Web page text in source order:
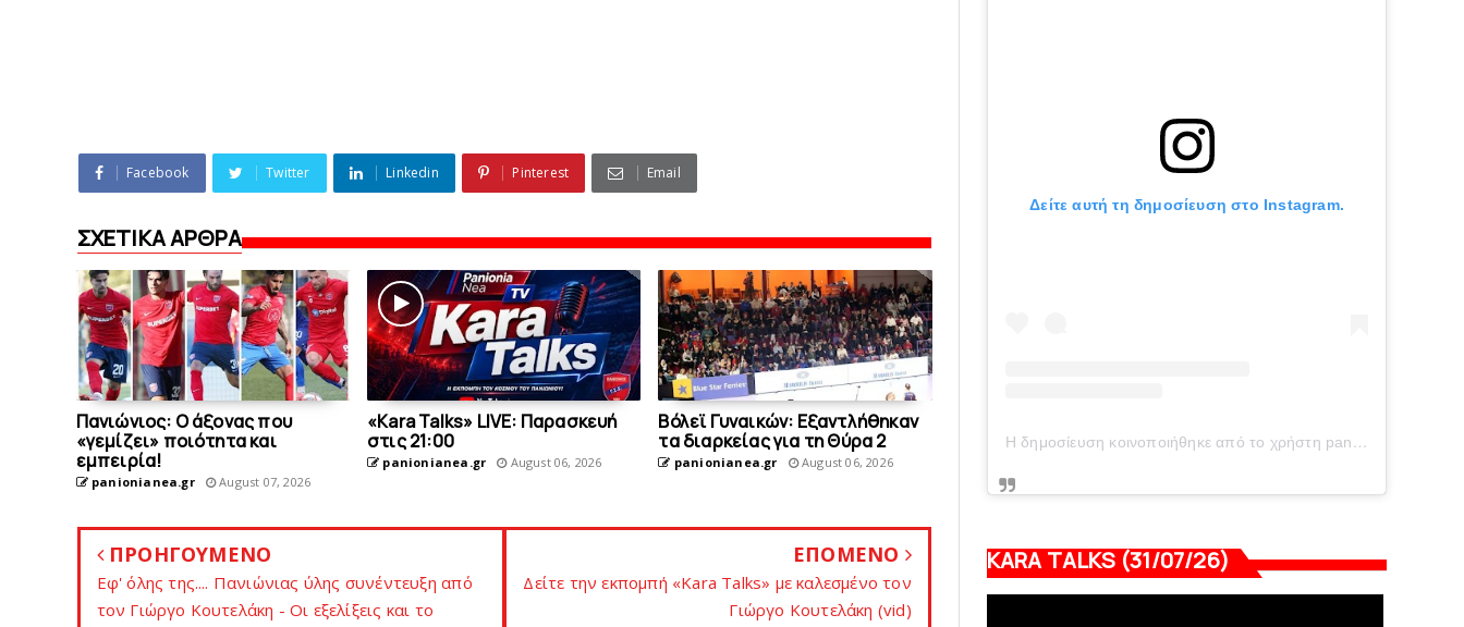
Facebook Twitter Linkedin Pinterest Email
ΣΧΕΤΙΚΑ ΑΡΘΡΑ
Πανιώνιος: O άξονας που
«γεμίζει» ποιότητα και
εμπειρία!
panionianea.gr August 07, 2026
«Kara Talks» LIVE: Παρασκευή
στις 21:00
panionianea.gr August 06, 2026
Bόλεϊ Γυναικών: Εξαντλήθηκαν
τα διαρκείας για τη Θύρα 2
panionianea.gr August 06, 2026
ΠΡΟΗΓΟΥΜΕΝΟ
Εφ' όλης της.... Πανιώνιας ύλης συνέντευξη από
τον Γιώργο Κουτελάκη - Οι εξελίξεις και το
ΕΠΟΜΕΝΟ
Δείτε την εκπομπή «Kara Talks» με καλεσμένο τον
Γιώργο Κουτελάκη (vid)
Δείτε αυτή τη δημοσίευση στο Instagram.
Η δημοσίευση κοινοποιήθηκε από το χρήστη panionianea.gr (@panionianea.gr)
KARA TALKS (31/07/26)